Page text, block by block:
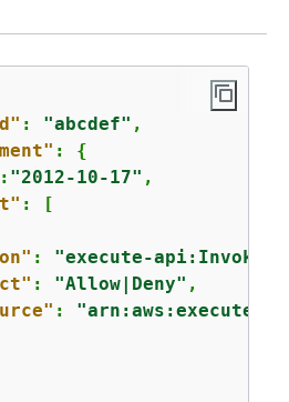
: "abcdef" ,
: {
: "2012-10-17" ,
: [
: "execute-api:Invoke"
: "Allow|Deny" ,
: "arn:aws:execute-